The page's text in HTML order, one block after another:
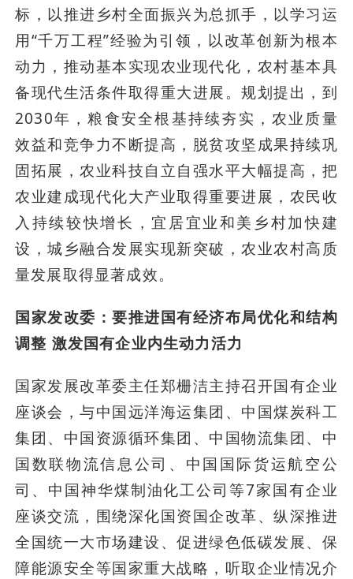
标，以推进乡村全面振兴为总抓手，以学习运
用“千万工程”经验为引领，以改革创新为根本
动力，推动基本实现农业现代化，农村基本具
备现代生活条件取得重大进展。规划提出，到
2030年，粮食安全根基持续夯实，农业质量
效益和竞争力不断提高，脱贫攻坚成果持续巩
固拓展，农业科技自立自强水平大幅提高，把
农业建成现代化大产业取得重要进展，农民收
入持续较快增长，宜居宜业和美乡村加快建
设，城乡融合发展实现新突破，农业农村高质
量发展取得显著成效。
国家发改委：要推进国有经济布局优化和结构
调整 激发国有企业内生动力活力
国家发展改革委主任郑栅洁主持召开国有企业
座谈会，与中国远洋海运集团、中国煤炭科工
集团、中国资源循环集团、中国物流集团、中
国数联物流信息公司、中国国际货运航空公
司、中国神华煤制油化工公司等7家国有企业
座谈交流，围绕深化国资国企改革、纵深推进
全国统一大市场建设、促进绿色低碳发展、保
障能源安全等国家重大战略，听取企业情况介